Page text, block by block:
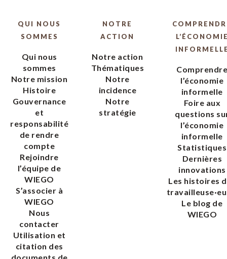
QUI NOUS
SOMMES
Qui nous
sommes
Notre mission
Histoire
Gouvernance
et
responsabilité
de rendre
compte
Rejoindre
l’équipe de
WIEGO
S’associer à
WIEGO
Nous
contacter
Utilisation et
citation des
NOTRE
ACTION
Notre action
Thématiques
Notre
incidence
Notre
stratégie
l’économie
informelle
Foire aux
questions
l’économie
informelle
Statistiques
Dernières
innovations
Les histoires
Le blog de
WIEGO